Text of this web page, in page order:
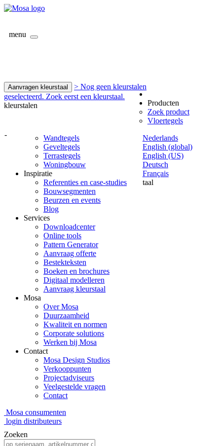
menu
Aanvragen kleurstaal
> Nog geen kleurstalen
geselecteerd. Zoek eerst een kleurstaal.
kleurstalen
-
Nederlands
English (global)
English (US)
Deutsch
Français
taal
Producten
Zoek product
Vloertegels
Wandtegels
Geveltegels
Terrastegels
Woningbouw
Inspiratie
Referenties en case-studies
Bouwsegmenten
Beurzen en events
Blog
Services
Downloadcenter
Online tools
Pattern Generator
Aanvraag offerte
Bestekteksten
Boeken en brochures
Digitaal modelleren
Aanvraag kleurstaal
Mosa
Over Mosa
Duurzaamheid
Kwaliteit en normen
Corporate solutions
Werken bij Mosa
Contact
Mosa Design Studios
Verkooppunten
Projectadviseurs
Veelgestelde vragen
Contact
Mosa consumenten
login distributeurs
Zoeken